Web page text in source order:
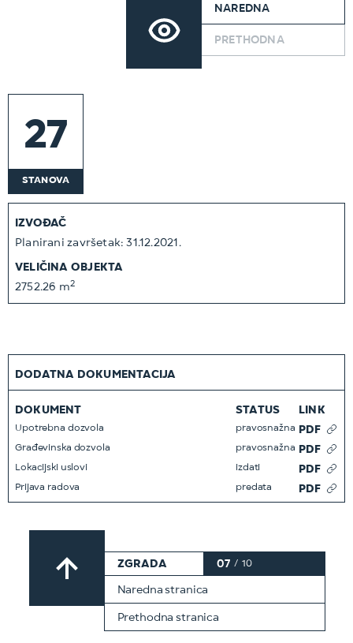
NAREDNA
PRETHODNA
27
STANOVA
IZVOĐAČ
Planirani završetak: 31.12.2021.
VELIČINA OBJEKTA
2752.26 m2
DODATNA DOKUMENTACIJA
DOKUMENT STATUS LINK
Upotrebna dozvola pravosnažna PDF
Građevinska dozvola pravosnažna PDF
Lokacijski uslovi izdati PDF
Prijava radova predata PDF
ZGRADA 07 / 10
Naredna stranica
Prethodna stranica